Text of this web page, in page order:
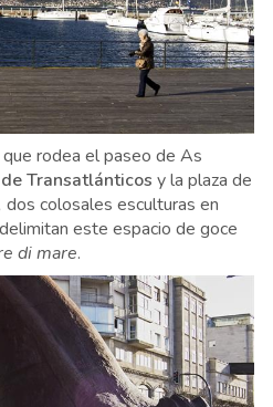
rodea el paseo de As
Transatlánticos y la plaza de
dos colosales esculturas en
este espacio de goce
di mare.